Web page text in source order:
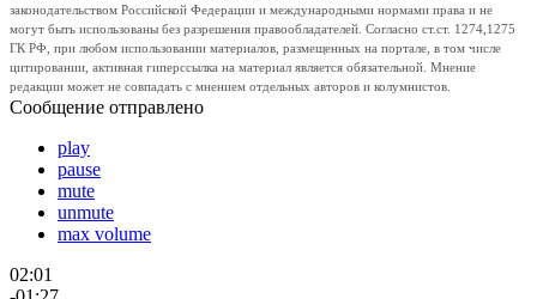
законодательством Российской Федерации и международными нормами права и не
могут быть использованы без разрешения правообладателей. Согласно ст.ст. 1274,1275
ГК РФ, при любом использовании материалов, размещенных на портале, в том числе
цитировании, активная гиперссылка на материал является обязательной. Мнение
редакции может не совпадать с мнением отдельных авторов и колумнистов.
Сообщение отправлено
play
pause
mute
unmute
max volume
02:01